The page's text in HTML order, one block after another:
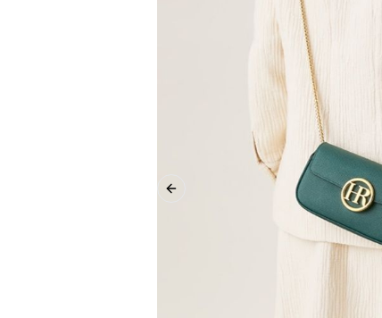
Previous slide